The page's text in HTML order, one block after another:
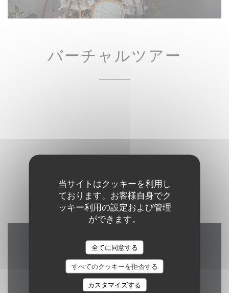
当サイトはクッキーを利用し
ております。お客様自身でク
ッキー利用の設定および管理
ができます。
全てに同意する
すべてのクッキーを拒否する
カスタマイズする
バーチャルツアー
アクセス/お問い合わせ